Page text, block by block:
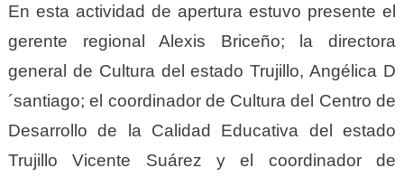
En esta actividad de apertura estuvo presente el
gerente regional Alexis Briceño; la directora
general de Cultura del estado Trujillo, Angélica D
´santiago; el coordinador de Cultura del Centro de
Desarrollo de la Calidad Educativa del estado
Trujillo Vicente Suárez y el coordinador de